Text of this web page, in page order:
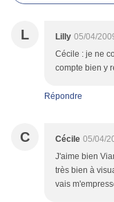
L Lilly 05/04/
Cécile : je ne
compte bien y
Répondre
C Cécile 05/04/
J'aime bien
très bien à
vais